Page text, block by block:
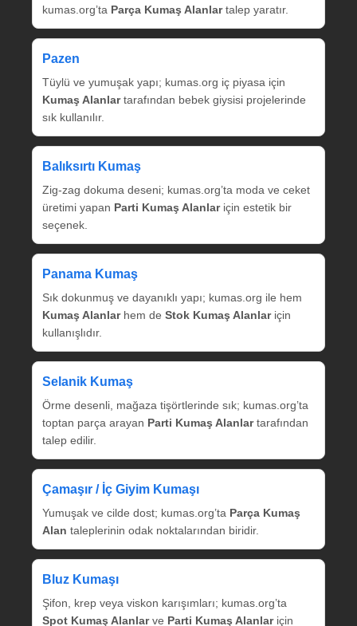
kumas.org’ta Parça Kumaş Alanlartalep yaratır.
Pazen
Tüylü ve yumuşak yapı; kumas.org iç piyasa için
Kumaş Alanlartarafından bebek giysisi projelerinde
sık kullanılır.
Balıksırtı Kumaş
Zig‑zag dokuma deseni; kumas.org’ta moda ve ceket
üretimi yapan Parti Kumaş Alanlariçin estetik bir
seçenek.
Panama Kumaş
Sık dokunmuş ve dayanıklı yapı; kumas.org ile hem
Kumaş Alanlarhem de Stok Kumaş Alanlariçin
kullanışlıdır.
Selanik Kumaş
Örme desenli, mağaza tişörtlerinde sık; kumas.org’ta
toptan parça arayan Parti Kumaş Alanlartarafından
talep edilir.
Çamaşır / İç Giyim Kumaşı
Yumuşak ve cilde dost; kumas.org’ta Parça Kumaş
Alan taleplerinin odak noktalarından biridir.
Bluz Kumaşı
Şifon, krep veya viskon karışımları; kumas.org’ta
Spot Kumaş Alanlarve Parti Kumaş Alanlariçin